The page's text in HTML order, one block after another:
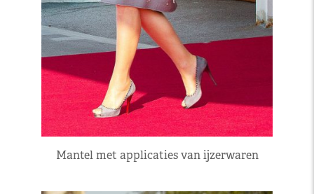
Mantel met applicaties van ijzerwaren